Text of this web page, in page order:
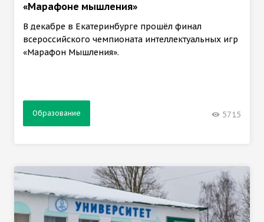
«Марафоне мышления»
В декабре в Екатеринбурге прошёл финал
всероссийского чемпионата интеллектуальных игр
«Марафон Мышления».
Образование 5715